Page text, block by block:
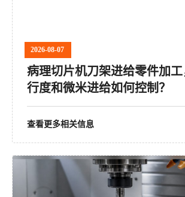
2026-08-07
病理切片机刀架进给零件加
行度和微米进给如何控制？
查看更多相关信息